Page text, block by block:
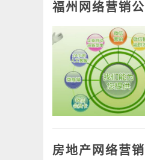
福州网络营销
房地产网络营